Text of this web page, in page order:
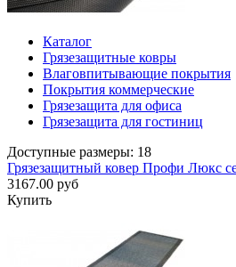
Каталог
Грязезащитные ковры
Влаговпитывающие покрытия
Покрытия коммерческие
Грязезащита для офиса
Грязезащита для гостиниц
Доступные размеры: 18
Грязезащитный ковер Профи Люкс
3167.00 руб
Купить